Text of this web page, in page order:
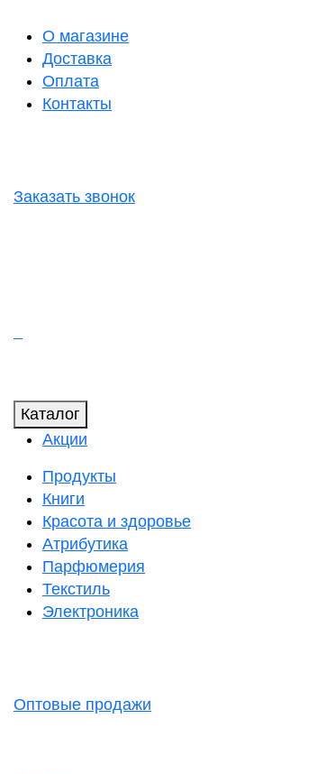
О магазине
Доставка
Оплата
Контакты
Заказать звонок
Каталог
Акции
Продукты
Книги
Красота и здоровье
Атрибутика
Парфюмерия
Текстиль
Электроника
Оптовые продажи